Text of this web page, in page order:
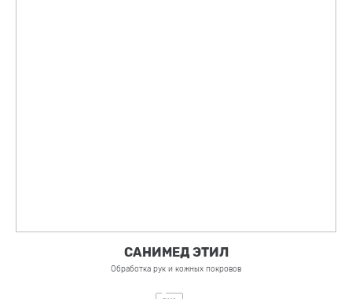
САНИМЕД ЭТИЛ
Обработка рук и кожных покровов